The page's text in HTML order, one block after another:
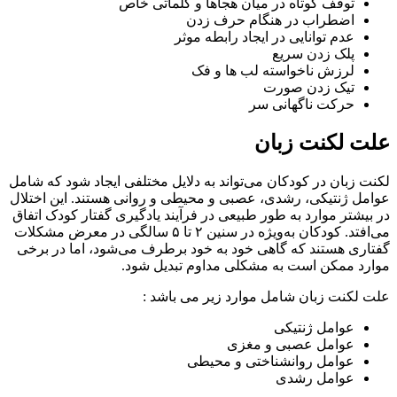
توقف کوتاه در میان هجاها و کلماتی خاص
اضطراب در هنگام حرف زدن
عدم توانایی در ایجاد رابطه موثر
پلک زدن سریع
لرزش ناخواسته لب ها و فک
تیک زدن صورت
حرکت ناگهانی سر
علت لکنت زبان
لکنت زبان در کودکان می‌تواند به دلایل مختلفی ایجاد شود که شامل
عوامل ژنتیکی، رشدی، عصبی و محیطی و روانی هستند. این اختلال
در بیشتر موارد به طور طبیعی در فرآیند یادگیری گفتار کودک اتفاق
می‌افتد. کودکان به‌ویژه در سنین ۲ تا ۵ سالگی در معرض مشکلات
گفتاری هستند که گاهی خود به خود برطرف می‌شود، اما در برخی
موارد ممکن است به مشکلی مداوم تبدیل شود.
علت لکنت زبان شامل موارد زیر می باشد :
عوامل ژنتیکی
عوامل عصبی و مغزی
عوامل روانشناختی و محیطی
عوامل رشدی